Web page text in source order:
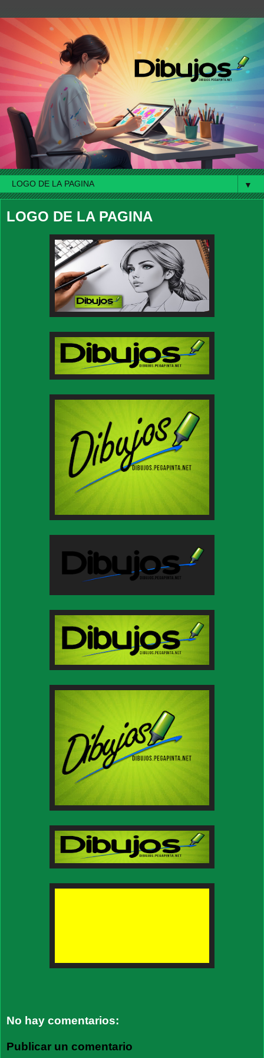
▼
LOGO DE LA PAGINA
No hay comentarios:
Publicar un comentario